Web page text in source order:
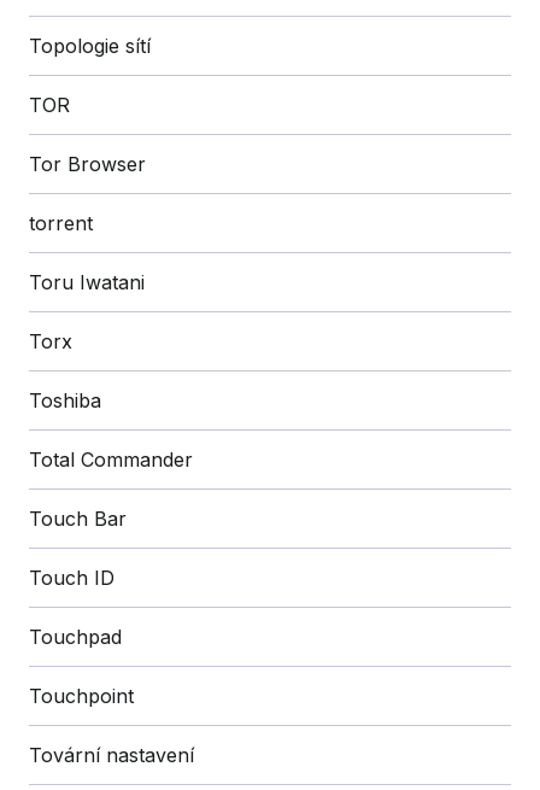
Topologie sítí
TOR
Tor Browser
torrent
Toru Iwatani
Torx
Toshiba
Total Commander
Touch Bar
Touch ID
Touchpad
Touchpoint
Tovární nastavení